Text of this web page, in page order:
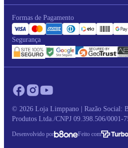
Formas de Pagamento
Segurança
© 2026 Loja Limppano | Razão Social:
Produtos Ltda./CNPJ 09.398.506/0001-
Desenvolvido por Feito com